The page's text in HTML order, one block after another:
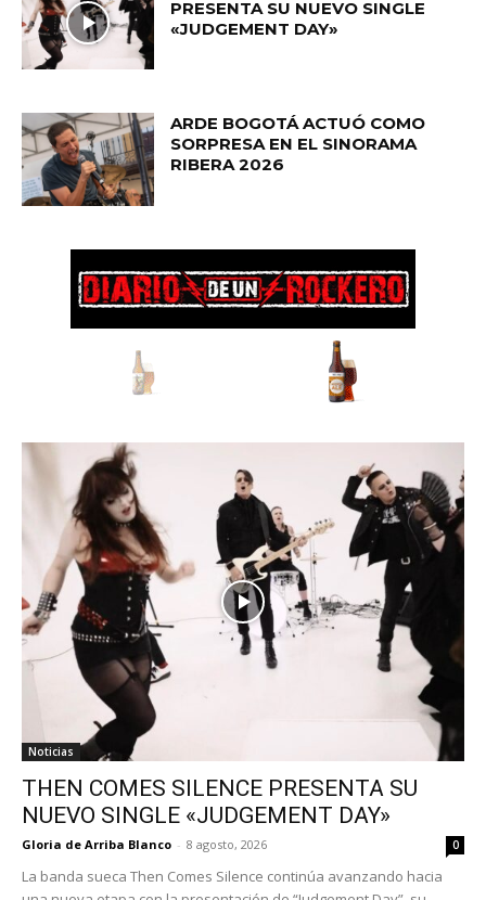
PRESENTA SU NUEVO SINGLE
«JUDGEMENT DAY»
ARDE BOGOTÁ ACTUÓ COMO
SORPRESA EN EL SINORAMA
RIBERA 2026
Noticias
THEN COMES SILENCE PRESENTA SU
NUEVO SINGLE «JUDGEMENT DAY»
Gloria de Arriba Blanco - 8 agosto, 2026 0
La banda sueca Then Comes Silence continúa avanzando hacia